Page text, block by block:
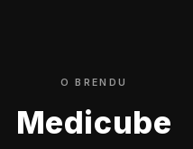
O BRENDU
Medicube